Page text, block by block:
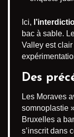
Ici,
bac à sable.
Valley est
Des
Les Moraves
somnoplastie
Bruxelles a
s’inscrit dans